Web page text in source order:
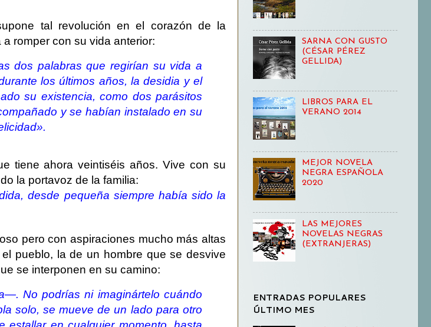
tal revolución en el corazón de la
romper con su vida anterior:
dos palabras que regirían su vida a
los últimos años, la desidia y el
su existencia, como dos parásitos
y se habían instalado en su
tiene ahora veintiséis años. Vive con su
la portavoz de la familia:
desde pequeña siempre había sido la
pero con aspiraciones mucho más altas
pueblo, la de un hombre que se desvive
se interponen en su camino:
No podrías ni imaginártelo cuándo
solo, se mueve de un lado para otro
SARNA CON GUSTO
(CÉSAR PÉREZ
GELLIDA)
LIBROS PARA EL
VERANO 2014
MEJOR NOVELA
NEGRA ESPAÑOLA
2020
LAS MEJORES
NOVELAS NEGRAS
(EXTRANJERAS)
ENTRADAS POPULARES
ÚLTIMO MES